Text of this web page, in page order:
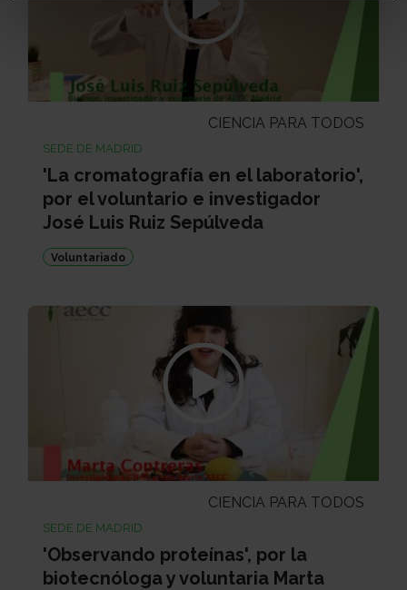
CIENCIA PARA TODOS
SEDE DE MADRID
'La cromatografía en el laboratorio',
por el voluntario e investigador
José Luis Ruiz Sepúlveda
Voluntariado
CIENCIA PARA TODOS
SEDE DE MADRID
'Observando proteínas', por la
biotecnóloga y voluntaria Marta